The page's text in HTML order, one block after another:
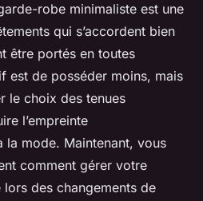
robe minimaliste est une
qui s’accordent bien
être portés en toutes
est de posséder moins, mais
le choix des tenues
l’empreinte
la mode. Maintenant, vous
comment gérer votre
des changements de